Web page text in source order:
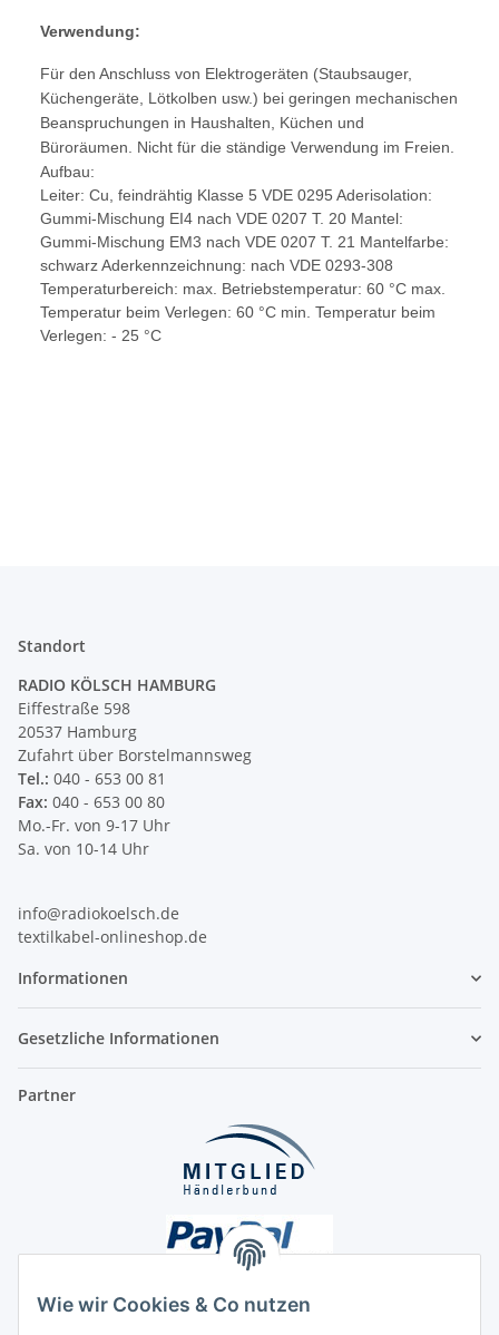
Wie wir Cookies & Co nutzen
Verwendung:
Für den Anschluss von Elektrogeräten (Staubsauger,
Küchengeräte, Lötkolben usw.) bei geringen mechanischen
Beanspruchungen in Haushalten, Küchen und
Büroräumen. Nicht für die ständige Verwendung im Freien.
Aufbau:
Leiter: Cu, feindrähtig Klasse 5 VDE 0295 Aderisolation:
Gummi-Mischung EI4 nach VDE 0207 T. 20 Mantel:
Gummi-Mischung EM3 nach VDE 0207 T. 21 Mantelfarbe:
schwarz Aderkennzeichnung: nach VDE 0293-308
Temperaturbereich: max. Betriebstemperatur: 60 °C max.
Temperatur beim Verlegen: 60 °C min. Temperatur beim
Verlegen: - 25 °C
Standort
RADIO KÖLSCH HAMBURG
Eiffestraße 598
20537 Hamburg
Zufahrt über Borstelmannsweg
Tel.: 040 - 653 00 81
Fax: 040 - 653 00 80
Mo.-Fr. von 9-17 Uhr
Sa. von 10-14 Uhr
info@radiokoelsch.de
textilkabel-onlineshop.de
Informationen
Gesetzliche Informationen
Partner